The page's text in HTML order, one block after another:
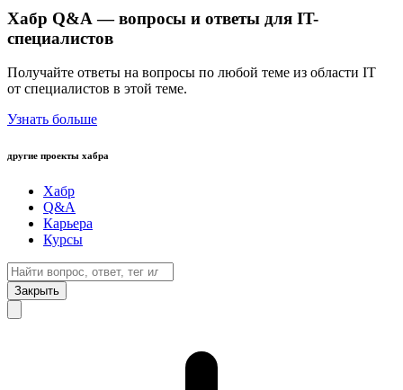
Хабр Q&A — вопросы и ответы для IT-
специалистов
Получайте ответы на вопросы по любой теме из области IT
от специалистов в этой теме.
Узнать больше
другие проекты хабра
Хабр
Q&A
Карьера
Курсы
Закрыть